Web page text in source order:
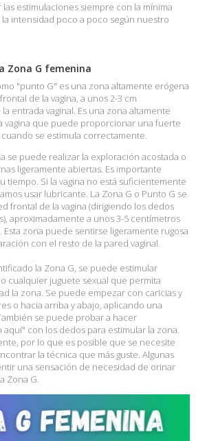
las estimulaciones siempre con la mínima
intensidad poco a poco según nuestro
Zona G femenina
"punto G" es una zona altamente erógena
de la vagina, a unos 2-3 cm
entrada vaginal. Es una zona altamente
vagina que puede proporcionar una fuerte
se estimula correctamente.
se puede realizar la exploración acostada o
ligeramente abiertas. Es importante
tiempo. Si la vagina no está suficientemente
usar lubricante. La Zona G o Punto G se
frontal de la vagina (dirigiendo los dedos
aproximadamente a unos 3-5 centímetros
Esta zona puede sentirse ligeramente rugosa
con el resto de la pared vaginal.
la Zona G, se puede estimular
cualquier juguete sexual que permita
la zona. Se puede empezar con caricias y
o hacia arriba y abajo, aplicando una
se puede probar a hacer
aquí" con los dedos para estimular la zona.
por lo que es posible que se necesite
la técnica que más guste. Algunas
una sensación de necesidad de orinar
Zona G.